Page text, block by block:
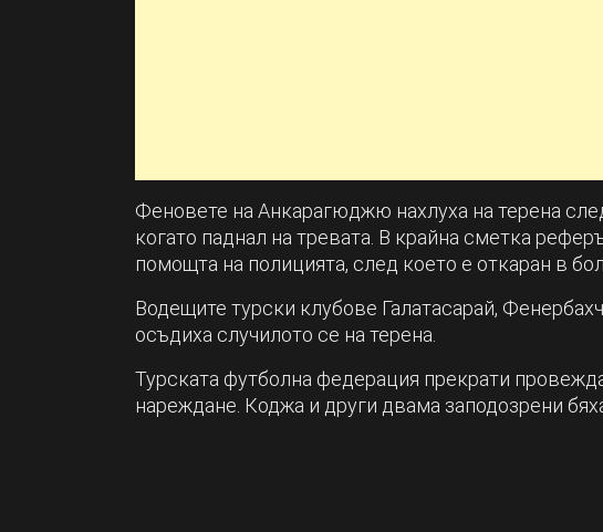
Феновете на Анкарагюджю нахлуха на терена
когато паднал на тревата. В крайна сметка
помощта на полицията, след което е откаран в
Водещите турски клубове Галатасарай,
осъдиха случилото се на терена.
Турската футболна федерация прекрати
нареждане. Коджа и други двама заподозрени